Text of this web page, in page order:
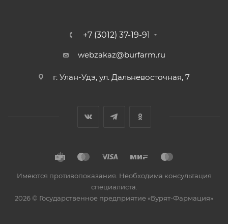
+7 (3012) 37-19-91
webzakaz@burfarm.ru
г. Улан-Удэ, ул. Дальневосточная, 7
Имеются противопоказания. Необходима консультация
специалиста.
2026 © Государственное предприятие «Бурят-Фармация»